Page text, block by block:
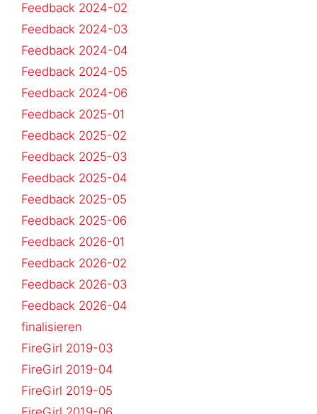
Feedback 2024-02
Feedback 2024-03
Feedback 2024-04
Feedback 2024-05
Feedback 2024-06
Feedback 2025-01
Feedback 2025-02
Feedback 2025-03
Feedback 2025-04
Feedback 2025-05
Feedback 2025-06
Feedback 2026-01
Feedback 2026-02
Feedback 2026-03
Feedback 2026-04
finalisieren
FireGirl 2019-03
FireGirl 2019-04
FireGirl 2019-05